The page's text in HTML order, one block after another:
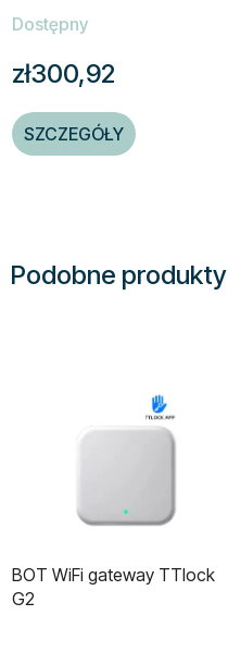
Dostępny
zł300,92
SZCZEGÓŁY
Podobne produkty
BOT WiFi gateway TTlock
G2